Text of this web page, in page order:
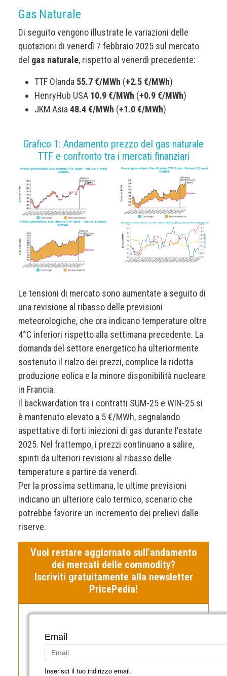
Gas Naturale
Di seguito vengono illustrate le variazioni delle
quotazioni di venerdì 7 febbraio 2025 sul mercato
del gas naturale, rispetto al venerdì precedente:
TTF Olanda 55.7 €/MWh (+2.5 €/MWh)
HenryHub USA 10.9 €/MWh (+0.9 €/MWh)
JKM Asia 48.4 €/MWh (+1.0 €/MWh)
Grafico 1: Andamento prezzo del gas naturale
TTF e confronto tra i mercati finanziari
Le tensioni di mercato sono aumentate a seguito di
una revisione al ribasso delle previsioni
meteorologiche, che ora indicano temperature oltre
4°C inferiori rispetto alla settimana precedente. La
domanda del settore energetico ha ulteriormente
sostenuto il rialzo dei prezzi, complice la ridotta
produzione eolica e la minore disponibilità nucleare
in Francia.
Il backwardation tra i contratti SUM-25 e WIN-25 si
è mantenuto elevato a 5 €/MWh, segnalando
aspettative di forti iniezioni di gas durante l'estate
2025. Nel frattempo, i prezzi continuano a salire,
spinti da ulteriori revisioni al ribasso delle
temperature a partire da venerdì.
Per la prossima settimana, le ultime previsioni
indicano un ulteriore calo termico, scenario che
potrebbe favorire un incremento dei prelievi dalle
riserve.
Vuoi restare aggiornato sull'andamento
dei mercati delle commodity?
Iscriviti gratuitamente alla newsletter
PricePedia!
Email
Inserisci il tuo indirizzo email.